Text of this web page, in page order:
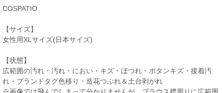
COSPATIO
【サイズ】
女性用XLサイズ(日本サイズ)
【状態】
広範囲の汚れ・汚れ・におい・キズ・ほつれ・ボタンキズ・接着汚
れ・ブランドタグ色移り・造花つぶれ＆土台剥がれ